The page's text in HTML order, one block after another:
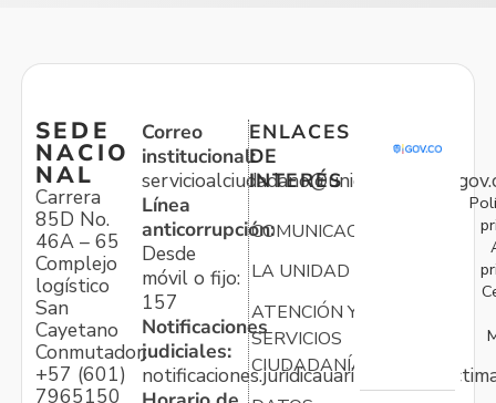
SEDE
NACIO
NAL
Carrera
85D No.
46A – 65
Complejo
logístico
San
Cayetano
Conmutador:
+57 (601)
7965150
Correo
institucional:
Línea
anticorrupción:
Desde
móvil o fijo:
157
Notificaciones
judiciales:
ENLACES
DE
INTERÉS
COMUNICACIONES
LA UNIDAD
ATENCIÓN Y
SERVICIOS
CIUDADANÍA